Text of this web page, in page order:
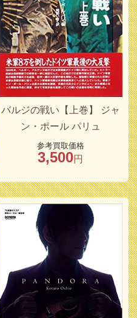
バルジの戦い【上巻】 ジャ
ン・ポール パリュ
参考買取価格
3,500円